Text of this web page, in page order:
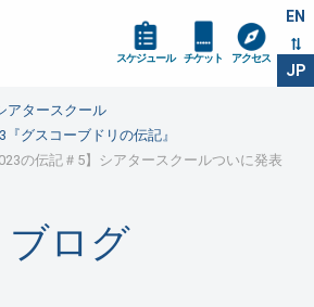
EN
JP
スケジュール チケット アクセス
アタースクール
グスコーブドリの伝記』
の伝記＃5】シアタースクールついに発表
ブログ